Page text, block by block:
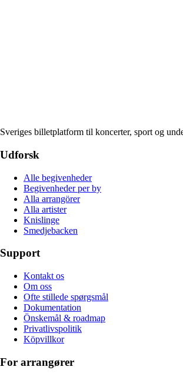
Sveriges billetplatform til koncerter, sport og
Udforsk
Alle begivenheder
Begivenheder per by
Alla arrangörer
Alla artister
Knislinge
Smedjebacken
Support
Kontakt os
Om oss
Ofte stillede spørgsmål
Dokumentation
Önskemål & roadmap
Privatlivspolitik
Köpvillkor
For arrangører